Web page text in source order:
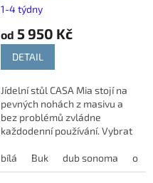
olše tm.hnědá třešeň
1-4 týdny
od 5 950 Kč
DETAIL
Jídelní stůl CASA Mia stojí na
pevných nohách z masivu a
bez problémů zvládne
každodenní používání. Vybrat
pevného nebo rozkládacího
provedení i...
bílá Buk dub sonoma olše